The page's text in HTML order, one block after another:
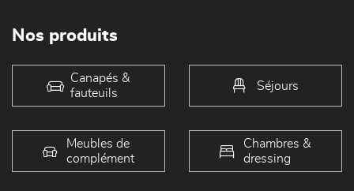
Nos produits
Canapés &
fauteuils
Séjours
Meubles de
complément
Chambres &
dressing